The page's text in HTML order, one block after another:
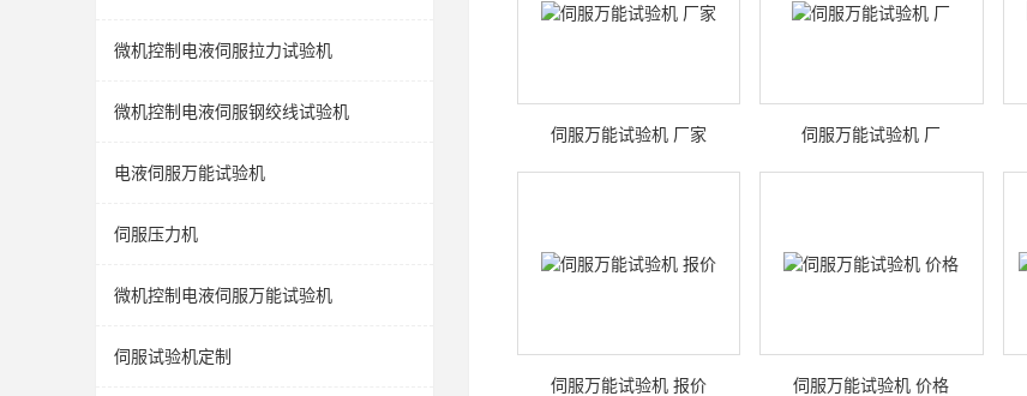
微机控制电液伺服拉力试验机
微机控制电液伺服钢绞线试验机
电液伺服万能试验机
伺服压力机
微机控制电液伺服万能试验机
伺服试验机定制
伺服万能试验机 厂家 伺服万能试验机 厂
伺服万能试验机 报价 伺服万能试验机 价格